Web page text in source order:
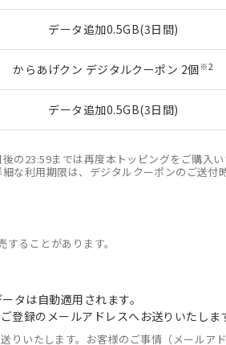
データ追加0.5GB(3日間)
からあげクン デジタルクーポン 2個※2
データ追加0.5GB(3日間)
23:59までは再度本トッピングをご購入い
利用期限は、デジタルクーポンのご送付
ることがあります。
タは自動適用されます。
録のメールアドレスへお送りいたしま
いたします。お客様のご事情（メールア